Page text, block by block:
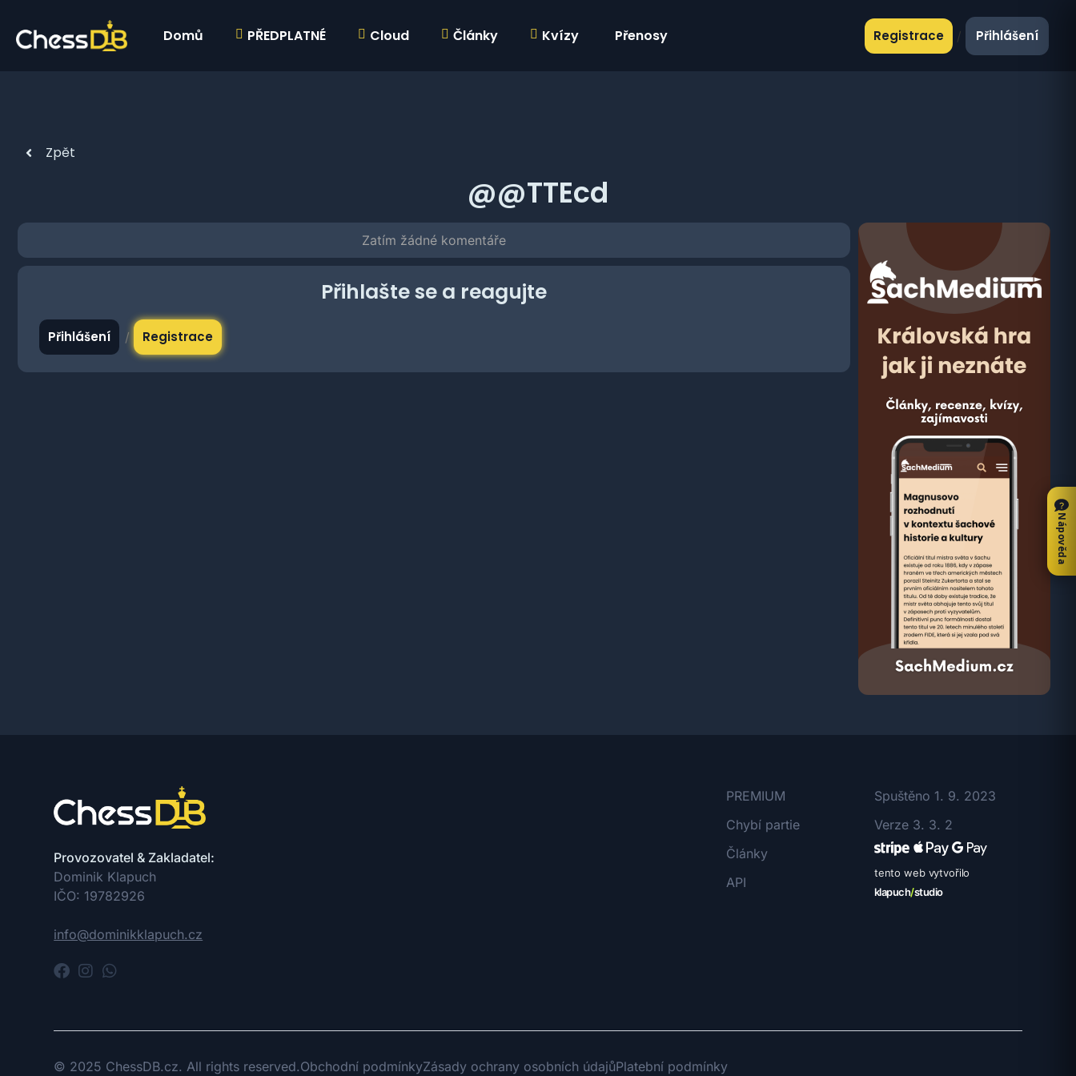
Domů PŘEDPLATNÉ Cloud Články Kvízy Přenosy Registrace / Přihlášení
Zpět
@@TTEcd
Zatím žádné komentáře
Přihlašte se a reagujte
Přihlášení / Registrace
Provozovatel & Zakladatel:
Dominik Klapuch
IČO: 19782926
info@dominikklapuch.cz
PREMIUM
Chybí partie
Články
API
Spuštěno 1. 9. 2023
Verze 3. 3. 2
tento web vytvořilo
klapuch/studio
© 2025 ChessDB.cz. All rights reserved.Obchodní podmínkyZásady ochrany osobních údajůPlatební podmínky
Nápověda